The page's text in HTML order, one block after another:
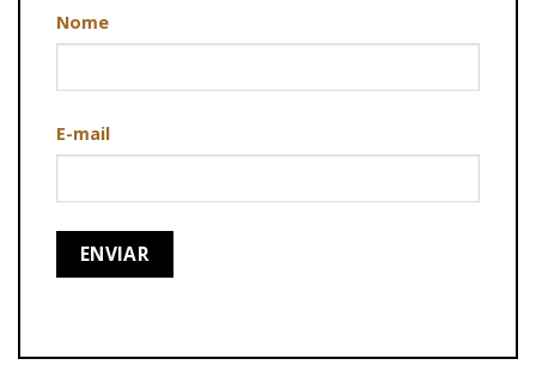
Nome
E-mail